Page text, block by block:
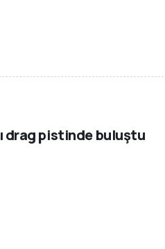
drag pistinde buluştu